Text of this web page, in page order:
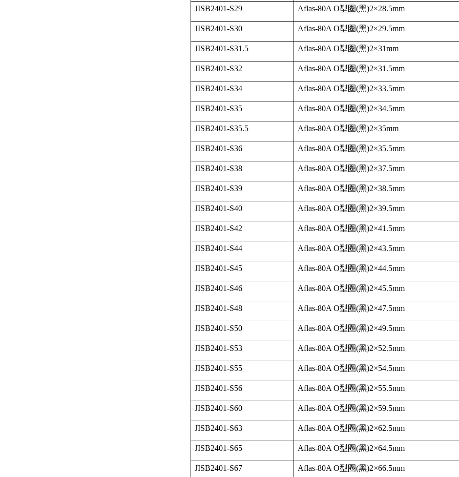
JISB2401-S29 Aflas-80A O型圈(黑)2×28.5mm
JISB2401-S30 Aflas-80A O型圈(黑)2×29.5mm
JISB2401-S31.5 Aflas-80A O型圈(黑)2×31mm
JISB2401-S32 Aflas-80A O型圈(黑)2×31.5mm
JISB2401-S34 Aflas-80A O型圈(黑)2×33.5mm
JISB2401-S35 Aflas-80A O型圈(黑)2×34.5mm
JISB2401-S35.5 Aflas-80A O型圈(黑)2×35mm
JISB2401-S36 Aflas-80A O型圈(黑)2×35.5mm
JISB2401-S38 Aflas-80A O型圈(黑)2×37.5mm
JISB2401-S39 Aflas-80A O型圈(黑)2×38.5mm
JISB2401-S40 Aflas-80A O型圈(黑)2×39.5mm
JISB2401-S42 Aflas-80A O型圈(黑)2×41.5mm
JISB2401-S44 Aflas-80A O型圈(黑)2×43.5mm
JISB2401-S45 Aflas-80A O型圈(黑)2×44.5mm
JISB2401-S46 Aflas-80A O型圈(黑)2×45.5mm
JISB2401-S48 Aflas-80A O型圈(黑)2×47.5mm
JISB2401-S50 Aflas-80A O型圈(黑)2×49.5mm
JISB2401-S53 Aflas-80A O型圈(黑)2×52.5mm
JISB2401-S55 Aflas-80A O型圈(黑)2×54.5mm
JISB2401-S56 Aflas-80A O型圈(黑)2×55.5mm
JISB2401-S60 Aflas-80A O型圈(黑)2×59.5mm
JISB2401-S63 Aflas-80A O型圈(黑)2×62.5mm
JISB2401-S65 Aflas-80A O型圈(黑)2×64.5mm
JISB2401-S67 Aflas-80A O型圈(黑)2×66.5mm